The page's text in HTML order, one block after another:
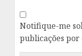
Notifique-me
publicações por